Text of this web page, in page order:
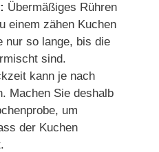
Übermäßiges Rühren
einem zähen Kuchen
nur so lange, bis die
sind.
kann je nach
Machen Sie deshalb
um
der Kuchen